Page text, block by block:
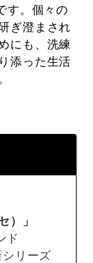
す。個々の
ぎ澄まされ
にも、洗練
添った生活
）」
ド
シリーズ